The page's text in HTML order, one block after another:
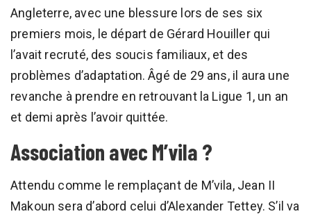
Angleterre, avec une blessure lors de ses six
premiers mois, le départ de Gérard Houiller qui
l’avait recruté, des soucis familiaux, et des
problèmes d’adaptation. Âgé de 29 ans, il aura une
revanche à prendre en retrouvant la Ligue 1, un an
et demi après l’avoir quittée.
Association avec M’vila ?
Attendu comme le remplaçant de M’vila, Jean II
Makoun sera d’abord celui d’Alexander Tettey. S’il va